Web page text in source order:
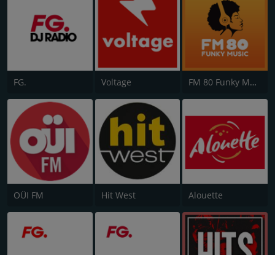
FG. Voltage FM 80 Funky Music
OÜI FM Hit West Alouette